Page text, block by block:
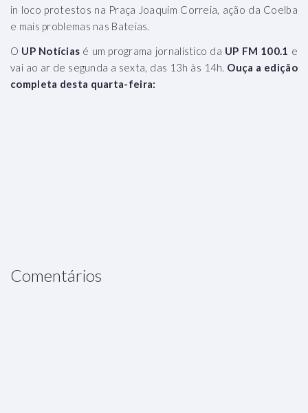
in loco protestos na Praça Joaquim Correia, ação da Coelba
e mais problemas nas Bateias.
O UP Notícias é um programa jornalístico da UP FM 100.1 e
vai ao ar de segunda a sexta, das 13h às 14h. Ouça a edição
completa desta quarta-feira:
Comentários